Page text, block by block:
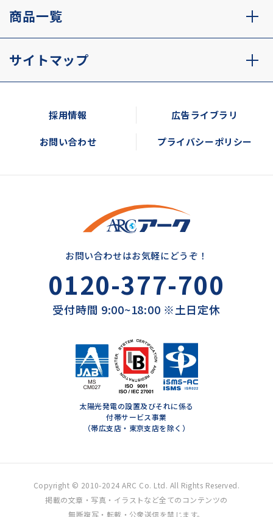
商品一覧
サイトマップ
採用情報 広告ライブラリ
お問い合わせ プライバシーポリシー
お問い合わせはお気軽にどうぞ！
0120-377-700
受付時間 9:00~18:00 ※土日定休
太陽光発電の設置及びそれに係る
付帯サービス事業
（帯広支店・東京支店を除く）
Copyright © 2010-2024 ARC Co. Ltd. All Rights Reserved.
掲載の文章・写真・イラストなど全てのコンテンツの
無断複写・転載・公衆送信を禁じます。